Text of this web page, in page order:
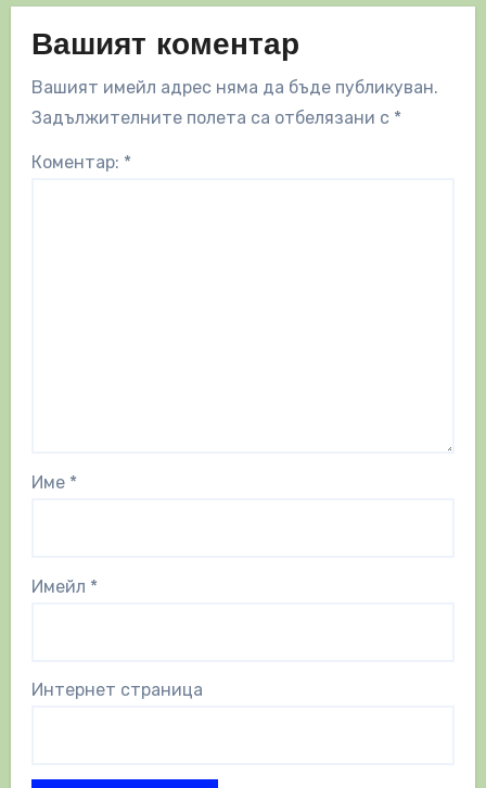
Вашият коментар
Вашият имейл адрес няма да бъде публикуван.
Задължителните полета са отбелязани с *
Коментар: *
Име *
Имейл *
Интернет страница